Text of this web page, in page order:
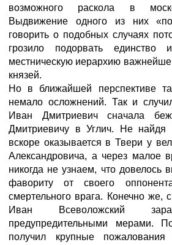
возможного раскола в
Выдвижение одного из них
говорить о подобных случаях
грозило подорвать единство
местническую иерархию
князей.
Но в ближайшей перспективе
немало осложнений. Так и
Иван Дмитриевич сначала
Дмитриевичу в Углич. Не найдя
вскоре оказывается в Твери у
Александровича, а через малое
никогда не узнаем, что
фавориту от своего
смертельного врага. Конечно же,
Иван Всеволожский
предупредительными мерами.
получил крупные